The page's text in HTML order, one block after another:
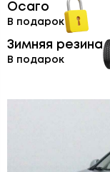
Осаго
В подарок
Зимняя резина
В подарок